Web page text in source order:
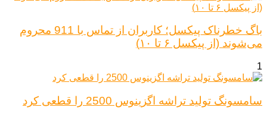
باگ خطرناک پیکسل؛ کاربران از تماس با 911 محروم
می‌شوند (از پیکسل ۶ تا ۱۰)
1
سامسونگ تولید تراشه اگزینوس 2500 را قطعی کرد